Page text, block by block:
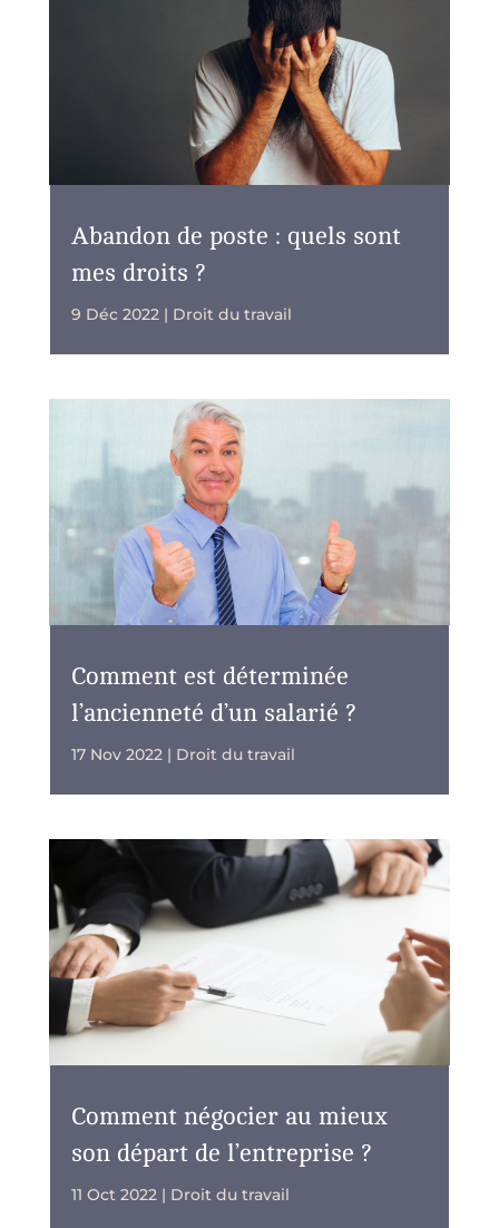
Abandon de poste : quels sont
mes droits ?
9 Déc 2022| Droit du travail
Comment est déterminée
l’ancienneté d’un salarié ?
17 Nov 2022| Droit du travail
Comment négocier au mieux
son départ de l’entreprise ?
11 Oct 2022| Droit du travail